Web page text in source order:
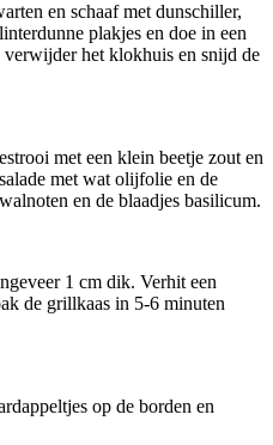
en schaaf met dunschiller,
plakjes en doe in een
het klokhuis en snijd de
met een klein beetje zout en
met wat olijfolie en de
en de blaadjes basilicum.
1 cm dik. Verhit een
de grillkaas in 5-6 minuten
op de borden en